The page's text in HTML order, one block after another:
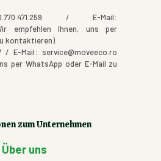
/ E-Mail:
empfehlen Ihnen, uns per
kontaktieren).
/ E-Mail: service@moveeco.ro
per WhatsApp oder E-Mail zu
zum Unternehmen
Über uns